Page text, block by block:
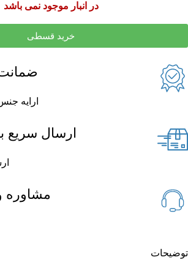
در انبار موجود نمی باشد
خرید قسطی
ضمانت
ارایه
ارسال سریع
مشاوره
توضیحات